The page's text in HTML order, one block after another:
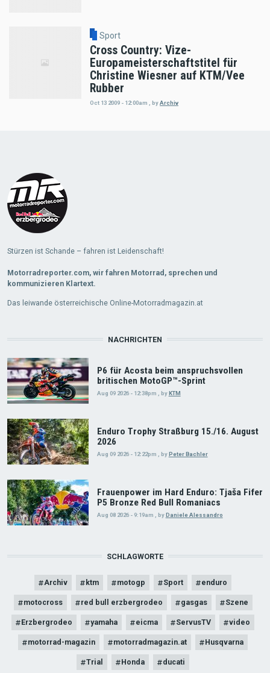
Sport
Cross Country: Vize-
Europameisterschaftstitel für
Christine Wiesner auf KTM/Vee
Rubber
Oct 13 2009 - 12:00am , byArchiv
Stürzen ist Schande – fahren ist Leidenschaft!
Motorradreporter.com, wir fahren Motorrad, sprechen und
kommunizieren Klartext.
Das leiwande österreichische Online-Motorradmagazin.at
NACHRICHTEN
P6 für Acosta beim anspruchsvollen
britischen MotoGP™-Sprint
Aug 09 2026 - 12:38pm , byKTM
Enduro Trophy Straßburg 15./16. August
2026
Aug 09 2026 - 12:22pm byPeter Bachler
Frauenpower im Hard Enduro: Tjaša Fifer
P5 Bronze Red Bull Romaniacs
Aug 08 2026 - 9:19am byDaniele Alessandro
SCHLAGWORTE
Archiv ktm motogp Sport enduro
motocross red bull erzbergrodeo gasgas Szene
Erzbergrodeo yamaha eicma ServusTV video
motorrad-magazin motorradmagazin.at Husqvarna
Trial Honda ducati